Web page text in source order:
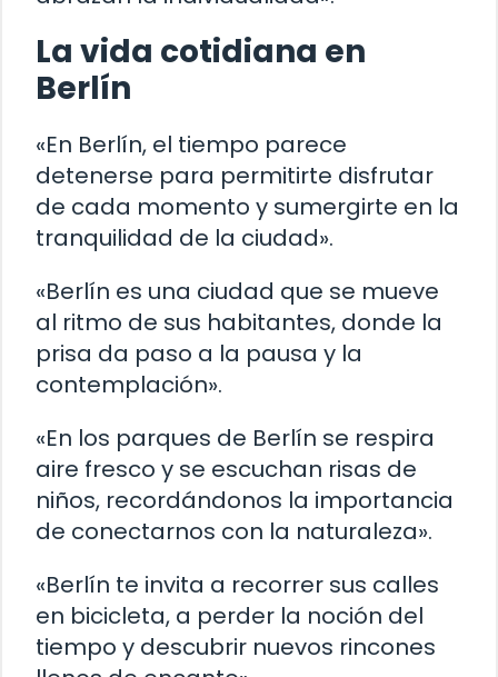
La vida cotidiana en
Berlín
«En Berlín, el tiempo parece
detenerse para permitirte disfrutar
de cada momento y sumergirte en la
tranquilidad de la ciudad».
«Berlín es una ciudad que se mueve
al ritmo de sus habitantes, donde la
prisa da paso a la pausa y la
contemplación».
«En los parques de Berlín se respira
aire fresco y se escuchan risas de
niños, recordándonos la importancia
de conectarnos con la naturaleza».
«Berlín te invita a recorrer sus calles
en bicicleta, a perder la noción del
tiempo y descubrir nuevos rincones